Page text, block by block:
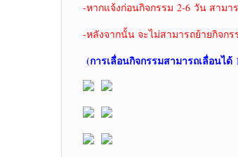
-หากแจ้งก่อนกิจกรรม 2-6 วัน สามา
-หลังจากนั้น จะไม่สามารถย้ายกิจก
(การเลื่อนกิจกรรมสามารถเลื่อนได้